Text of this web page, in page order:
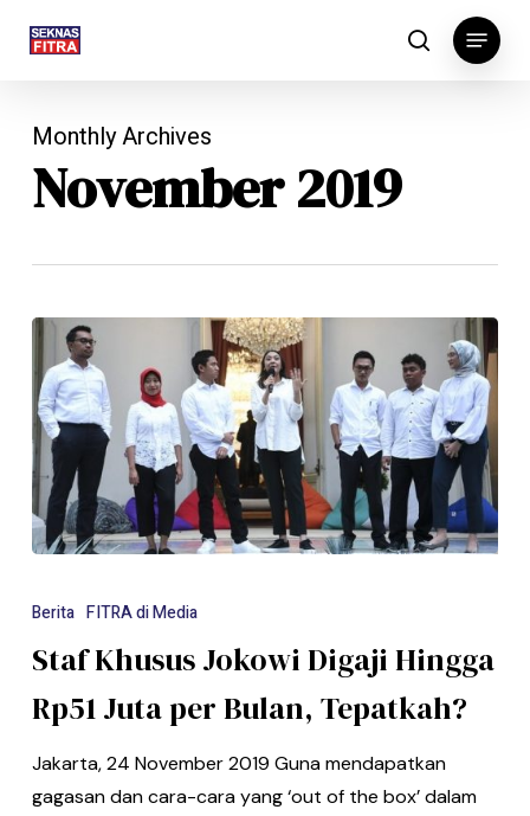
search
Menu
Monthly Archives
November 2019
Berita FITRA di Media
Staf Khusus Jokowi Digaji Hingga
Rp51 Juta per Bulan, Tepatkah?
Jakarta, 24 November 2019 Guna mendapatkan
gagasan dan cara-cara yang ‘out of the box’ dalam